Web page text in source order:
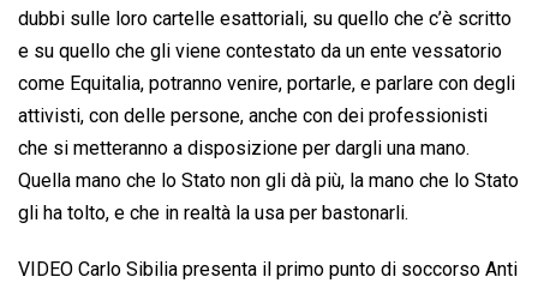
dubbi sulle loro cartelle esattoriali, su quello che c’è scritto
e su quello che gli viene contestato da un ente vessatorio
come Equitalia, potranno venire, portarle, e parlare con degli
attivisti, con delle persone, anche con dei professionisti
che si metteranno a disposizione per dargli una mano.
Quella mano che lo Stato non gli dà più, la mano che lo Stato
gli ha tolto, e che in realtà la usa per bastonarli.
VIDEO Carlo Sibilia presenta il primo punto di soccorso Anti